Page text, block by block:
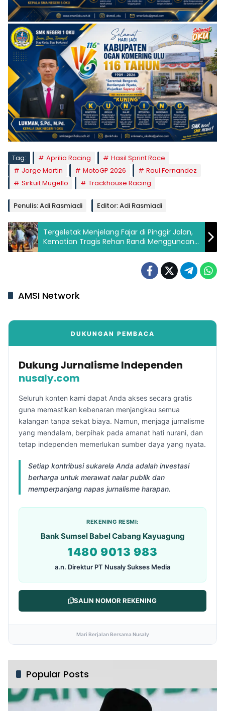
Tag: Aprilia Racing
Hasil Sprint Race
Jorge Martin
MotoGP 2026
Raul Fernandez
Sirkuit Mugello
Trackhouse Racing
Penulis: Adi Rasmiadi Editor: Adi Rasmiadi
Tergeletak Menjelang Fajar di Pinggir Jalan,
Kematian Tragis Rehan Randi Mengguncang
Warga Lengkiti
AMSI Network
DUKUNGAN PEMBACA
Dukung Jurnalisme Independen
nusaly.com
Seluruh konten kami dapat Anda akses secara gratis
guna memastikan kebenaran menjangkau semua
kalangan tanpa sekat biaya. Namun, menjaga jurnalisme
yang mendalam, berpihak pada amanat hati nurani, dan
tetap independen memerlukan sumber daya yang nyata.
Setiap kontribusi sukarela Anda adalah investasi
berharga untuk merawat nalar publik dan
memperpanjang napas jurnalisme harapan.
REKENING RESMI:
Bank Sumsel Babel Cabang Kayuagung
1480 9013 983
a.n. Direktur PT Nusaly Sukses Media
SALIN NOMOR REKENING
Mari Berjalan Bersama Nusaly
Popular Posts